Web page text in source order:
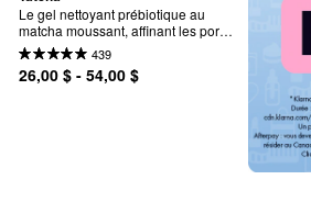
Le gel nettoyant prébiotique au
matcha moussant, affinant les pores
et régulant le sébum
439
26,00 $ - 54,00 $